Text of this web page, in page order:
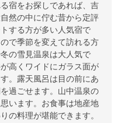
宿をお探しであれば、吉
然の中に佇む昔から定評
する方が多い人気宿で
で季節を変えて訪れる方
の雪見温泉は大人気で
高くワイドにガラス面が
。露天風呂は目の前にあ
過ごせます。山中温泉の
います。お食事は地産地
の料理が堪能できます。